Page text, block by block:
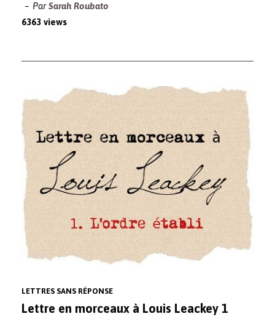
ParSarah Roubato
6363 views
LETTRES SANS RÉPONSE
Lettre en morceaux à Louis Leackey 1